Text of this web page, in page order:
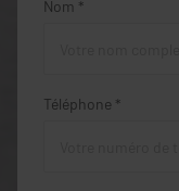
Nom *
Téléphone *